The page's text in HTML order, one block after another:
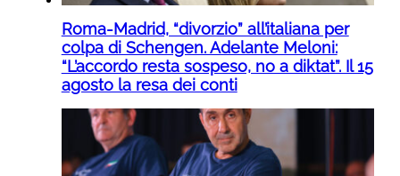
Roma-Madrid, “divorzio” all’italiana per
colpa di Schengen. Adelante Meloni:
“L’accordo resta sospeso, no a diktat”. Il 15
agosto la resa dei conti